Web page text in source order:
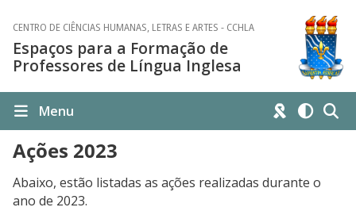
CENTRO DE CIÊNCIAS HUMANAS, LETRAS E ARTES - CCHLA
Espaços para a Formação de
Professores de Língua Inglesa
Menu
Ações 2023
Abaixo, estão listadas as ações realizadas durante o
ano de 2023.